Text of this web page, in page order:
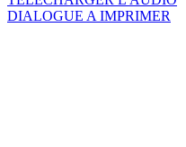
DIALOGUE A IMPRIMER